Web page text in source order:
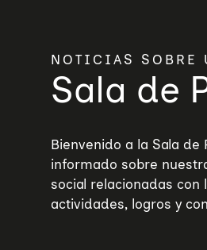
NOTICIAS SOBRE
Sala de
Bienvenido a la Sala de
informado sobre
social relacionadas con
actividades, logros y